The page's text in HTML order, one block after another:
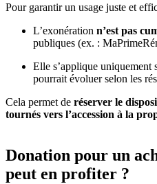
Pour garantir un usage juste et
L’exonération n’est pas
publiques (ex. :
Elle s’applique uniquement
pourrait évoluer selon les
Cela permet de réserver le
tournés vers l’accession à la
Donation pour un
peut en profiter ?